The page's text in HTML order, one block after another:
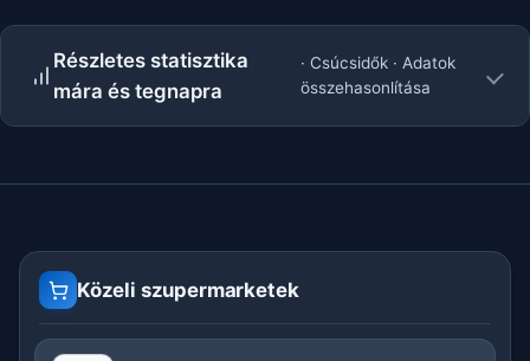
Részletes statisztika
mára és tegnapra
· Csúcsidők · Adatok
összehasonlítása
Közeli szupermarketek